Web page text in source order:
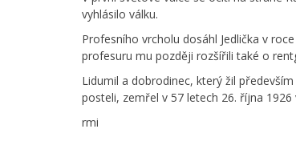
vyhlásilo válku.
Profesního vrcholu dosáhl Jedlička v
profesuru mu později rozšířili také o
Lidumil a dobrodinec, který žil
posteli, zemřel v 57 letech 26. října 1926
rmi